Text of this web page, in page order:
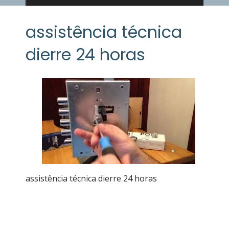
assistência técnica
dierre 24 horas
assistência técnica dierre 24 horas